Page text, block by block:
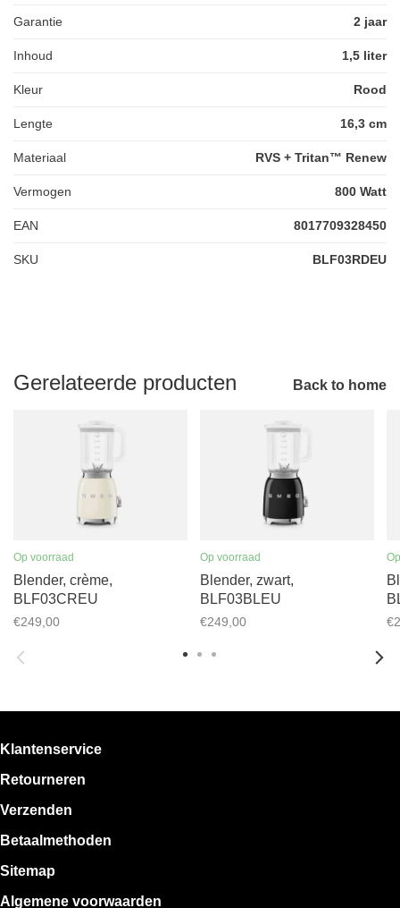
Garantie 2 jaar
Inhoud 1,5 liter
Kleur Rood
Lengte 16,3 cm
Materiaal RVS + Tritan™ Renew
Vermogen 800 Watt
EAN 8017709328450
SKU BLF03RDEU
Gerelateerde producten Back to home
Op voorraad
Blender, crème,
BLF03CREU
€249,00
Op voorraad
Blender, zwart,
BLF03BLEU
€249,00
Klantenservice
Retourneren
Verzenden
Betaalmethoden
Sitemap
Algemene voorwaarden